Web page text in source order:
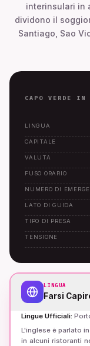
interinsulari in
dividono il
Santiago, Sao
CAPO VERDE IN
LINGUA
CAPITALE
VALUTA
FUSO ORARIO
NUMERO DI
LATO DI GUIDA
TIPO DI PRESA
TENSIONE
LINGUA
Farsi
Lingue Ufficiali:
L'inglese è parlato
in alcuni ristoranti